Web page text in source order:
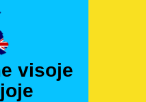
visoje